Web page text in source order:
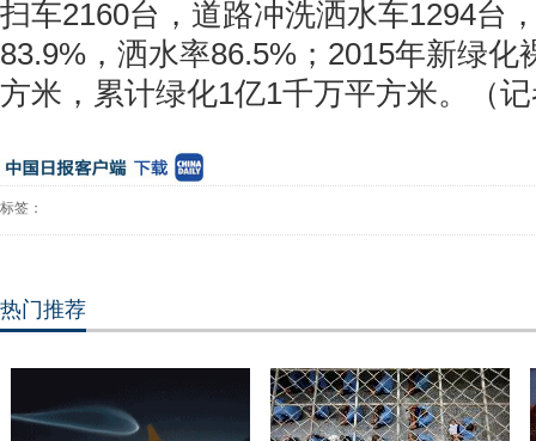
扫车2160台，道路冲洗洒水车1294台
83.9% ，洒水率86.5% ； 2015年新绿化
方米，累计绿化1亿1千万平方米。（
标签：
热门推荐